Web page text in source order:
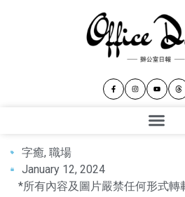
字癒, 職場
January 12, 2024
*所有內容及圖片嚴禁任何形式轉